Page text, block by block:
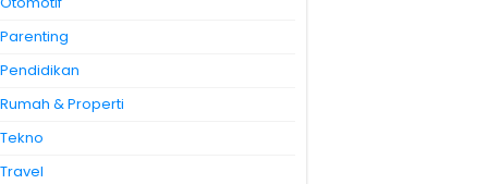
Parenting
Pendidikan
Rumah & Properti
Tekno
Travel